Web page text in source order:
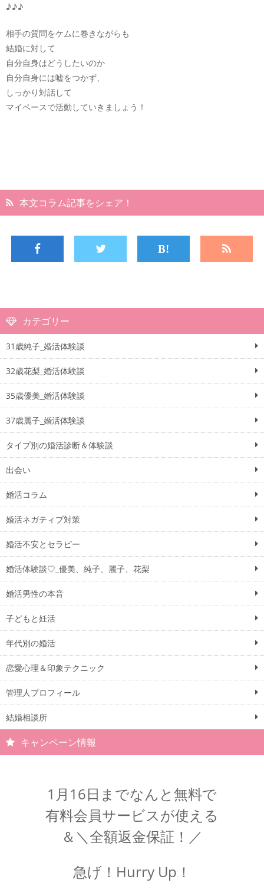
♪♪♪
相手の質問をケムに巻きながらも
結婚に対して
自分自身はどうしたいのか
自分自身には嘘をつかず、
しっかり対話して
マイペースで活動していきましょう！
本文コラム記事をシェア！
カテゴリー
31歳純子_婚活体験談
32歳花梨_婚活体験談
35歳優美_婚活体験談
37歳麗子_婚活体験談
タイプ別の婚活診断＆体験談
出会い
婚活コラム
婚活ネガティブ対策
婚活不安とセラピー
婚活体験談♡_優美、純子、麗子、花梨
婚活男性の本音
子どもと妊活
年代別の婚活
恋愛心理＆印象テクニック
管理人プロフィール
結婚相談所
キャンペーン情報
1月16日までなんと無料で
有料会員サービスが使える
＆＼全額返金保証！／
急げ！Hurry Up！